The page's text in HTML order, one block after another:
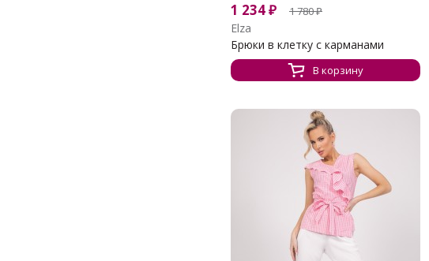
1 234₽ 1 780₽
Elza
Брюки в клетку с карманами
В корзину